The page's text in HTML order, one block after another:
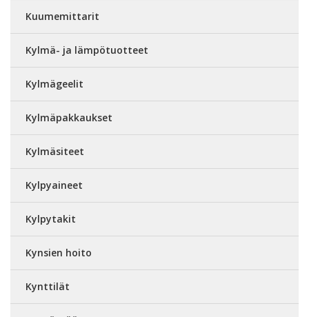
Kuumemittarit
Kylmä- ja lämpötuotteet
Kylmägeelit
Kylmäpakkaukset
Kylmäsiteet
Kylpyaineet
Kylpytakit
Kynsien hoito
Kynttilät